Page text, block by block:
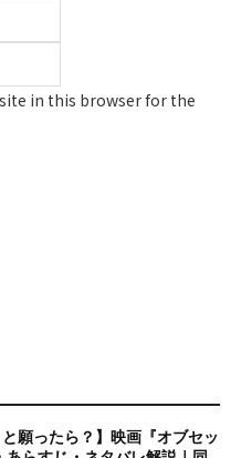
in this browser for the
と願ったら？】映画『オブセッ